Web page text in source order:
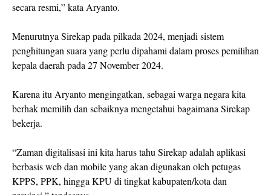
secara resmi,” kata Aryanto.
Menurutnya Sirekap pada pilkada 2024, menjadi sistem
penghitungan suara yang perlu dipahami dalam proses pemilihan
kepala daerah pada 27 November 2024.
Karena itu Aryanto mengingatkan, sebagai warga negara kita
berhak memilih dan sebaiknya mengetahui bagaimana Sirekap
bekerja.
“Zaman digitalisasi ini kita harus tahu Sirekap adalah aplikasi
berbasis web dan mobile yang akan digunakan oleh petugas
KPPS, PPK, hingga KPU di tingkat kabupaten/kota dan